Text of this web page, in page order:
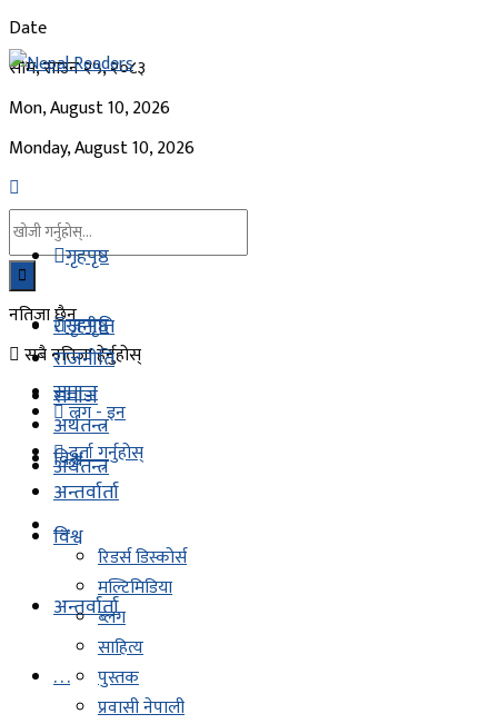
Date
सोम, साउन २५, २०८३
Mon, August 10, 2026
Monday, August 10, 2026
नतिजा छैन
सबै नतिजा हेर्नुहोस्
लग - इन
दर्ता गर्नुहोस्
गृहपृष्ठ
राजनीति
समाज
अर्थतन्त्र
विश्व
अन्तर्वार्ता
. . .
गृहपृष्ठ
राजनीति
समाज
अर्थतन्त्र
विश्व
अन्तर्वार्ता
. . .
रिडर्स डिस्कोर्स
मल्टिमिडिया
ब्लग
साहित्य
पुस्तक
प्रवासी नेपाली